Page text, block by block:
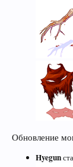
Обновление
Hyegun